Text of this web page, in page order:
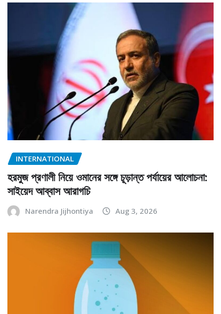
INTERNATIONAL
হরমুজ প্রণালী নিয়ে ওমানের সঙ্গে চূড়ান্ত পর্যায়ের আলোচনা:
সাইয়েদ আব্বাস আরাগচি
Narendra Jijhontiya Aug 3, 2026